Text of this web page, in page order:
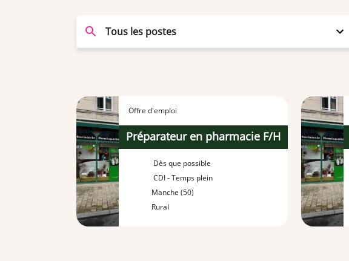
Offre d'emploi
Préparateur en pharmacie F/H
Dès que possible
CDI - Temps plein
Manche (50)
Rural